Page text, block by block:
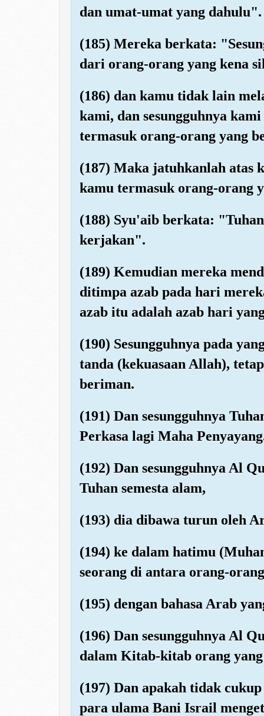
dan umat-umat yang dahulu".
(185) Mereka berkata:
dari orang-orang yang kena
(186) dan kamu tidak lain
kami, dan sesungguhnya
termasuk orang-orang yang
(187) Maka jatuhkanlah atas
kamu termasuk orang-orang
(188) Syu'aib berkata:
kerjakan".
(189) Kemudian mereka
ditimpa azab pada hari
azab itu adalah azab hari
(190) Sesungguhnya pada
tanda (kekuasaan Allah),
beriman.
(191) Dan sesungguhnya
Perkasa lagi Maha
(192) Dan sesungguhnya Al
Tuhan semesta alam,
(193) dia dibawa turun oleh
(194) ke dalam hatimu
seorang di antara orang-
(195) dengan bahasa Arab
(196) Dan sesungguhnya Al
dalam Kitab-kitab orang
(197) Dan apakah tidak
para ulama Bani Israil